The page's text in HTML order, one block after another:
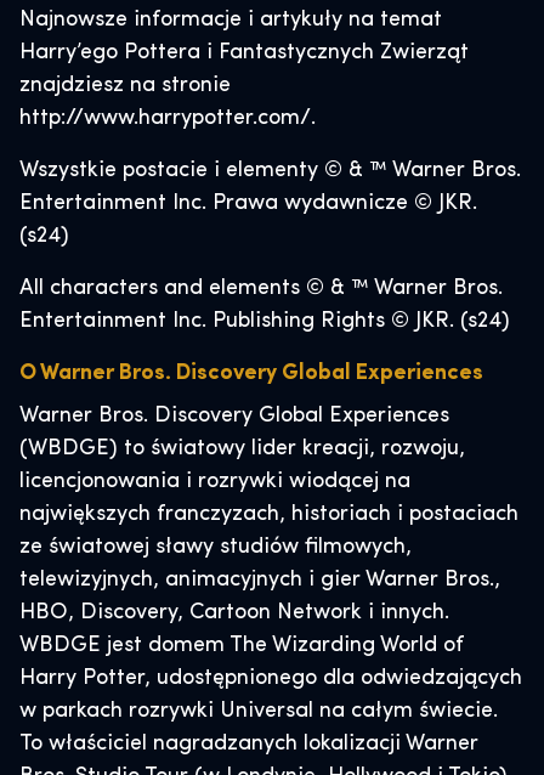
Najnowsze informacje i artykuły na temat
Harry’ego Pottera i Fantastycznych Zwierząt
znajdziesz na stronie
http://www.harrypotter.com/.
Wszystkie postacie i elementy © & ™ Warner Bros.
Entertainment Inc. Prawa wydawnicze © JKR.
(s24)
All characters and elements © & ™ Warner Bros.
Entertainment Inc. Publishing Rights © JKR. (s24)
O Warner Bros. Discovery Global Experiences
Warner Bros. Discovery Global Experiences
(WBDGE) to światowy lider kreacji, rozwoju,
licencjonowania i rozrywki wiodącej na
największych franczyzach, historiach i postaciach
ze światowej sławy studiów filmowych,
telewizyjnych, animacyjnych i gier Warner Bros.,
HBO, Discovery, Cartoon Network i innych.
WBDGE jest domem The Wizarding World of
Harry Potter, udostępnionego dla odwiedzających
w parkach rozrywki Universal na całym świecie.
To właściciel nagradzanych lokalizacji Warner